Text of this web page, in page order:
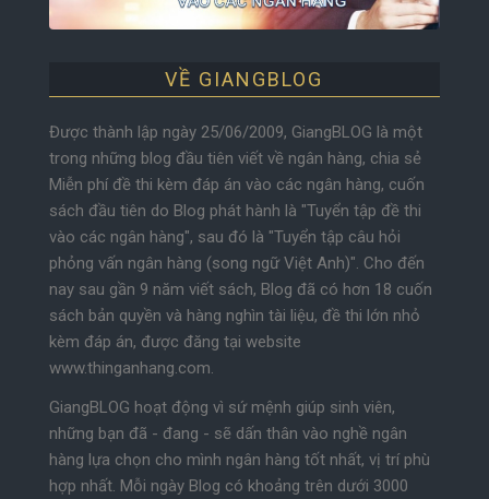
VỀ GIANGBLOG
Được thành lập ngày 25/06/2009, GiangBLOG là một
trong những blog đầu tiên viết về ngân hàng, chia sẻ
Miễn phí đề thi kèm đáp án vào các ngân hàng, cuốn
sách đầu tiên do Blog phát hành là "Tuyển tập đề thi
vào các ngân hàng", sau đó là "Tuyển tập câu hỏi
phỏng vấn ngân hàng (song ngữ Việt Anh)". Cho đến
nay sau gần 9 năm viết sách, Blog đã có hơn 18 cuốn
sách bản quyền và hàng nghìn tài liệu, đề thi lớn nhỏ
kèm đáp án, được đăng tại website
www.thinganhang.com.
GiangBLOG hoạt động vì sứ mệnh giúp sinh viên,
những bạn đã - đang - sẽ dấn thân vào nghề ngân
hàng lựa chọn cho mình ngân hàng tốt nhất, vị trí phù
hợp nhất. Mỗi ngày Blog có khoảng trên dưới 3000